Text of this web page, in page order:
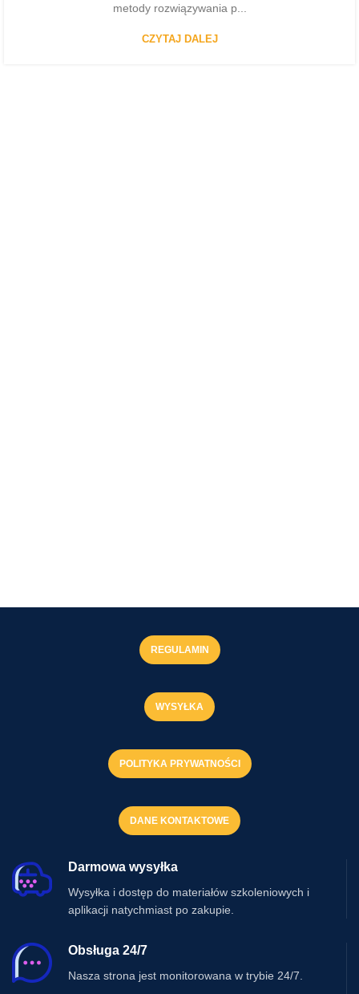
metody rozwiązywania p...
CZYTAJ DALEJ
REGULAMIN
WYSYŁKA
POLITYKA PRYWATNOŚCI
DANE KONTAKTOWE
Darmowa wysyłka
Wysyłka i dostęp do materiałów szkoleniowych i
aplikacji natychmiast po zakupie.
Obsługa 24/7
Nasza strona jest monitorowana w trybie 24/7.